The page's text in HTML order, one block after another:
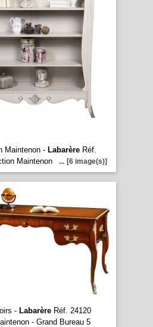
Maintenon - LabarèreRéf.
Maintenon
... [6 image(s)]
- LabarèreRéf. 24120
- Grand Bureau 5